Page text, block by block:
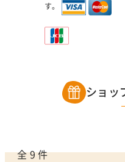
ショッ
全 9 件
す。